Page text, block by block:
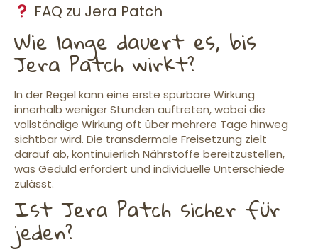
FAQ zu Jera Patch
Wie lange dauert es, bis
Jera Patch wirkt?
In der Regel kann eine erste spürbare Wirkung
innerhalb weniger Stunden auftreten, wobei die
vollständige Wirkung oft über mehrere Tage hinweg
sichtbar wird. Die transdermale Freisetzung zielt
darauf ab, kontinuierlich Nährstoffe bereitzustellen,
was Geduld erfordert und individuelle Unterschiede
zulässt.
Ist Jera Patch sicher für
jeden?